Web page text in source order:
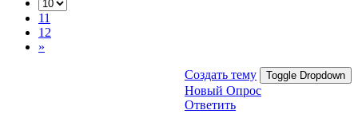
11
12
»
Создать тему Toggle Dropdown
Новый Опрос
Ответить